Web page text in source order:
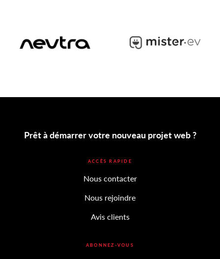
Prêt à démarrer votre nouveau projet web ?
ACCÈS RAPIDE
Nous contacter
Nous rejoindre
Avis clients
ABONNEZ-VOUS